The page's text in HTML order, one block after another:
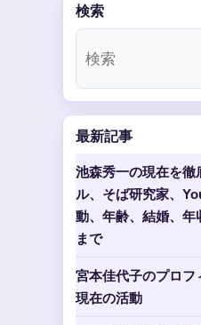
検索
最新記事
池森秀一の現在を徹
ル、そば研究家、
動、年齢、結婚、年
まで
宮本佳代子のプロフ
現在の活動